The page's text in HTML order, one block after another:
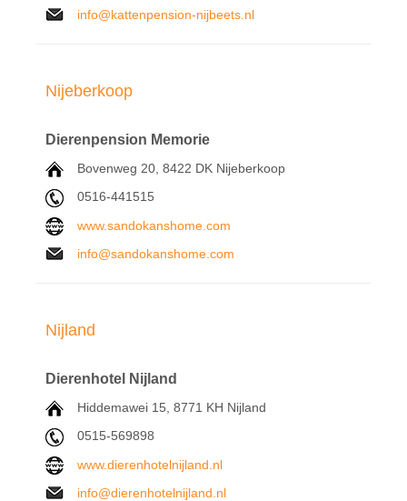
info@kattenpension-nijbeets.nl
Nijeberkoop
Dierenpension Memorie
Bovenweg 20, 8422 DK Nijeberkoop
0516-441515
www.sandokanshome.com
info@sandokanshome.com
Nijland
Dierenhotel Nijland
Hiddemawei 15, 8771 KH Nijland
0515-569898
www.dierenhotelnijland.nl
info@dierenhotelnijland.nl